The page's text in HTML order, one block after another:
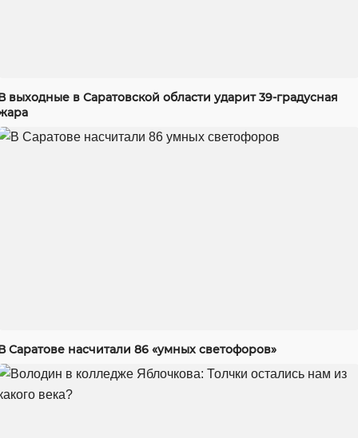
выходные в Саратовской области ударит 39-градусная
Саратове насчитали 86 «умных светофоров»